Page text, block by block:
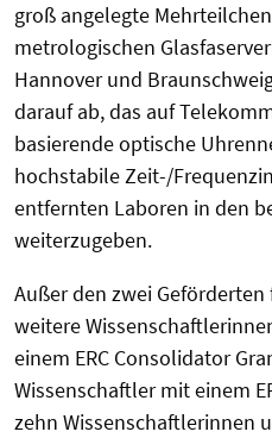
groß angelegte
metrologischen
Hannover und
darauf ab, das auf
basierende optische
hochstabile Zeit-/
entfernten Laboren in den
weiterzugeben.
Außer den zwei
weitere
einem ERC Consolidator
Wissenschaftler mit einem
zehn Wissenschaftlerinnen